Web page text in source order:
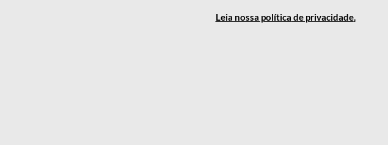
Leia nossa política de privacidade.